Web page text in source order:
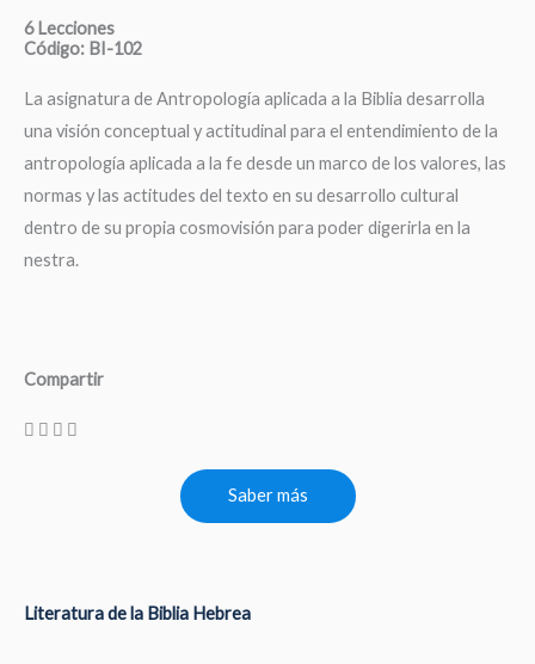
6 Lecciones
Código: BI-102
La asignatura de Antropología aplicada a la Biblia desarrolla
una visión conceptual y actitudinal para el entendimiento de la
antropología aplicada a la fe desde un marco de los valores, las
normas y las actitudes del texto en su desarrollo cultural
dentro de su propia cosmovisión para poder digerirla en la
nestra.
Compartir
Saber más
Literatura de la Biblia Hebrea